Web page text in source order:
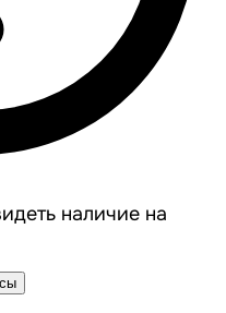
наличие на